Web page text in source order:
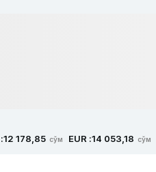
12 178,85 сўм EUR :14 053,18 сўм